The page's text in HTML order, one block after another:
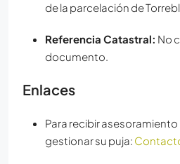
de la parcelación de
Referencia Catastral: No
documento.
Enlaces
Para recibir
gestionar su puja: Contacto